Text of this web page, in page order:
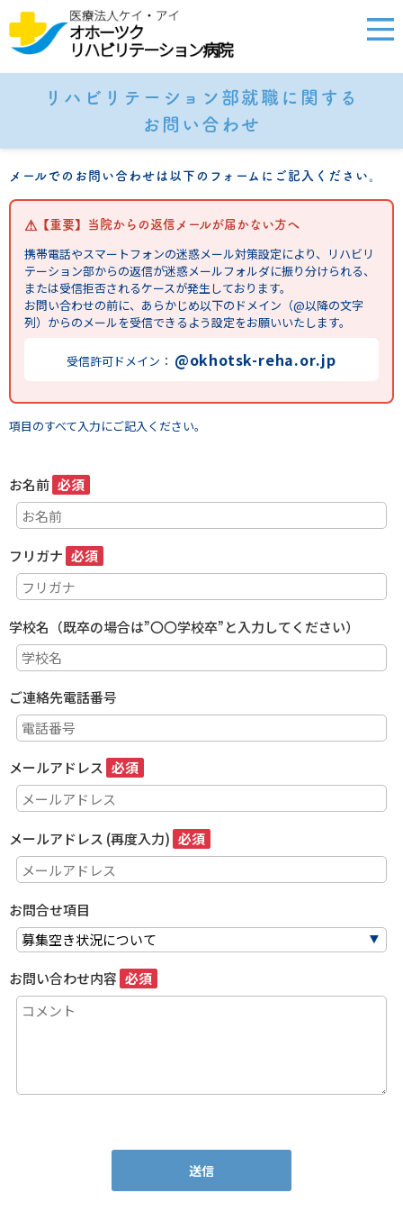
リハビリテーション部就職に関する
お問い合わせ
メールでのお問い合わせは以下のフォームにご記入ください。
【重要】当院からの返信メールが届かない方へ
携帯電話やスマートフォンの迷惑メール対策設定により、リハビリ
テーション部からの返信が迷惑メールフォルダに振り分けられる、
または受信拒否されるケースが発生しております。
お問い合わせの前に、あらかじめ以下のドメイン（@以降の文字
列）からのメールを受信できるよう設定をお願いいたします。
受信許可ドメイン： @okhotsk-reha.or.jp
項目のすべて入力にご記入ください。
お名前 必須
フリガナ 必須
学校名（既卒の場合は”〇〇学校卒”と入力してください）
ご連絡先電話番号
メールアドレス 必須
メールアドレス (再度入力) 必須
お問合せ項目
お問い合わせ内容 必須